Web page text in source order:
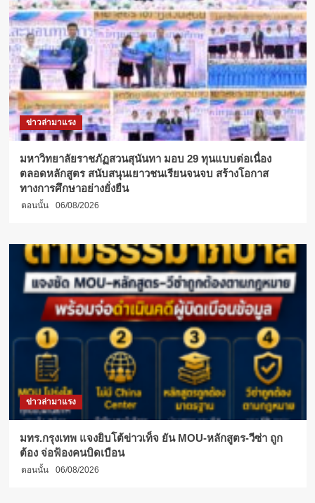
เม
ชั่น
แอ็
กชั่น-
ไซไฟ
ฟอร์ม
ยักษ์
สัญชาติ
ไทย
“นักรบ
มน
ตรา
ตำนาน
แปด
ดวง
จันทร์”
สงคราม
จักรวาล
ข่าวล่ามาแรง
มหาวิทยาลัยราชภัฏสวนสุนันทา มอบ 29 ทุนแบบต่อเนื่อง
ตลอดหลักสูตร สนับสนุนเยาวชนเรียนจนจบ สร้างโอกาส
ทางการศึกษาอย่างยั่งยืน
ตอนนั้น 06/08/2026
ข่าวล่ามาแรง
มทร.กรุงเทพ แจงยิบโต้ข่าวเท็จ ยัน MOU-หลักสูตร-วีซ่า ถูก
ต้อง จ่อฟ้องคนบิดเบือน
ตอนนั้น 06/08/2026